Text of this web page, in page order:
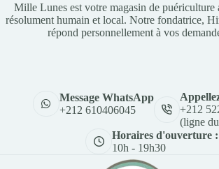
Mille Lunes est votre magasin de puériculture
résolument humain et local. Notre fondatrice,
répond personnellement à vos
Message WhatsApp
+212 610406045
+212
(ligne
Horaires d'ouverture :
10h - 19h30